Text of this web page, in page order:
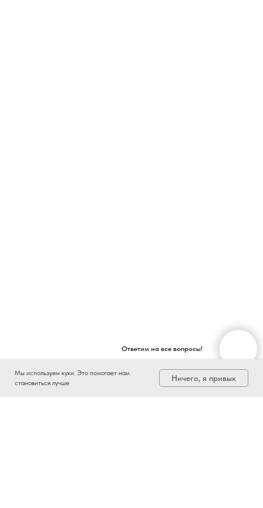
Мы используем куки. Это помогает нам
становиться лучше
Ничего, я привык
Ответим на все вопросы!